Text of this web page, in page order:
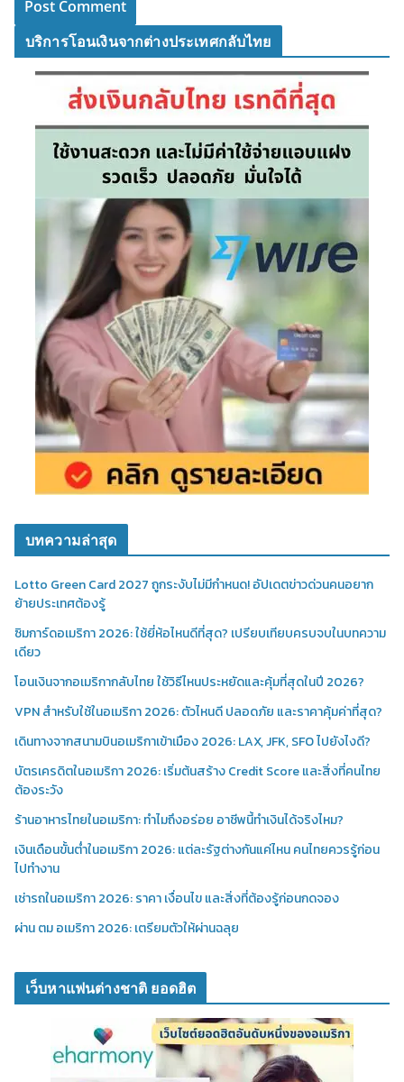
บริการโอนเงินจากต่างประเทศกลับไทย
บทความล่าสุด
Lotto Green Card 2027 ถูกระงับไม่มีกำหนด! อัปเดตข่าวด่วนคนอยาก
ย้ายประเทศต้องรู้
ซิมการ์ดอเมริกา 2026: ใช้ยี่ห้อไหนดีที่สุด? เปรียบเทียบครบจบในบทความ
เดียว
โอนเงินจากอเมริกากลับไทย ใช้วิธีไหนประหยัดและคุ้มที่สุดในปี 2026?
VPN สำหรับใช้ในอเมริกา 2026: ตัวไหนดี ปลอดภัย และราคาคุ้มค่าที่สุด?
เดินทางจากสนามบินอเมริกาเข้าเมือง 2026: LAX, JFK, SFO ไปยังไงดี?
บัตรเครดิตในอเมริกา 2026: เริ่มต้นสร้าง Credit Score และสิ่งที่คนไทย
ต้องระวัง
ร้านอาหารไทยในอเมริกา: ทำไมถึงอร่อย อาชีพนี้ทำเงินได้จริงไหม?
เงินเดือนขั้นต่ำในอเมริกา 2026: แต่ละรัฐต่างกันแค่ไหน คนไทยควรรู้ก่อน
ไปทำงาน
เช่ารถในอเมริกา 2026: ราคา เงื่อนไข และสิ่งที่ต้องรู้ก่อนกดจอง
ผ่าน ตม อเมริกา 2026: เตรียมตัวให้ผ่านฉลุย
เว็บหาแฟนต่างชาติ ยอดฮิต